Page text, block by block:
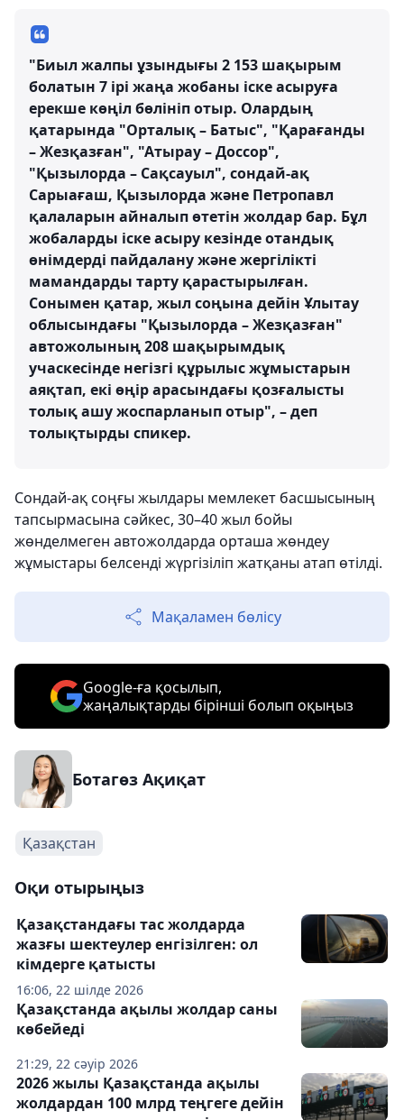
"Биыл жалпы ұзындығы 2 153 шақырым
болатын 7 ірі жаңа жобаны іске асыруға
ерекше көңіл бөлініп отыр. Олардың
қатарында "Орталық – Батыс", "Қарағанды
– Жезқазған", "Атырау – Доссор",
"Қызылорда – Сақсауыл", сондай-ақ
Сарыағаш, Қызылорда және Петропавл
қалаларын айналып өтетін жолдар бар. Бұл
жобаларды іске асыру кезінде отандық
өнімдерді пайдалану және жергілікті
мамандарды тарту қарастырылған.
Сонымен қатар, жыл соңына дейін Ұлытау
облысындағы "Қызылорда – Жезқазған"
автожолының 208 шақырымдық
учаскесінде негізгі құрылыс жұмыстарын
аяқтап, екі өңір арасындағы қозғалысты
толық ашу жоспарланып отыр", – деп
толықтырды спикер.
Сондай-ақ соңғы жылдары мемлекет басшысының
тапсырмасына сәйкес, 30–40 жыл бойы
жөнделмеген автожолдарда орташа жөндеу
жұмыстары белсенді жүргізіліп жатқаны атап өтілді.
Мақаламен бөлісу
Google-ға қосылып,
жаңалықтарды бірінші болып оқыңыз
Ботагөз Ақиқат
Қазақстан
Оқи отырыңыз
16:06, 22 шілде 2026
Қазақстандағы тас жолдарда
жазғы шектеулер енгізілген: ол
кімдерге қатысты
21:29, 22 сәуір 2026
Қазақстанда ақылы жолдар саны
көбейеді
2026 жылы Қазақстанда ақылы
жолдардан 100 млрд теңгеге дейін